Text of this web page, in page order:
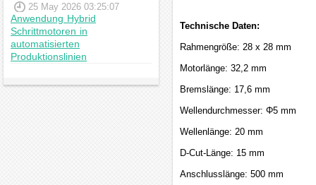
25 May 2026 03:25:07
Anwendung Hybrid
Schrittmotoren in
automatisierten
Produktionslinien
Technische Daten:
Rahmengröße: 28 x 28 mm
Motorlänge: 32,2 mm
Bremslänge: 17,6 mm
Wellendurchmesser: Φ5 mm
Wellenlänge: 20 mm
D-Cut-Länge: 15 mm
Anschlusslänge: 500 mm